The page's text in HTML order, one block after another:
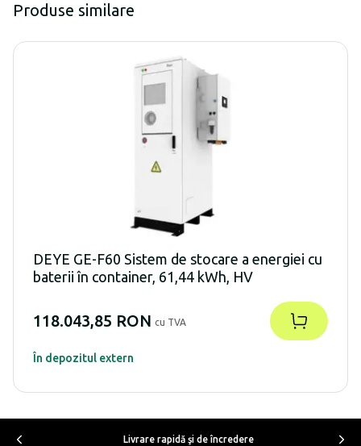
Produse similare
DEYE GE-F60 Sistem de stocare a energiei cu
baterii în container, 61,44 kWh, HV
118.043,85 RON cu TVA
În depozitul extern
Livrare rapidă şi de încredere